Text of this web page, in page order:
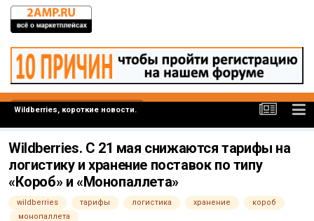
Wildberries, короткие новости.
Wildberries. С 21 мая снижаются тарифы на
логистику и хранение поставок по типу
«Короб» и «Монопаллета»
wildberries тарифы логистика хранение
короб
монопаллета